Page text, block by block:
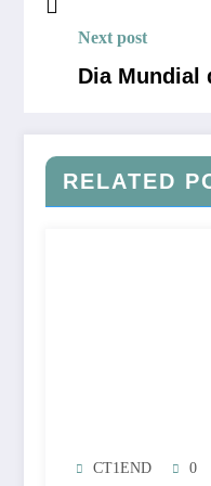
Next post
Dia Mundial
RELATED
CT1END 0